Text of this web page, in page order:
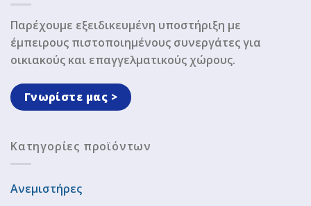
Παρέχουμε εξειδικευμένη υποστήριξη με
έμπειρους πιστοποιημένους συνεργάτες για
οικιακούς και επαγγελματικούς χώρους.
Γνωρίστε μας >
Κατηγορίες προϊόντων
Ανεμιστήρες